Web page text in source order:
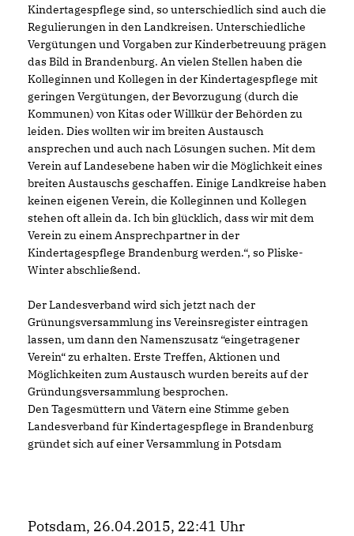
Kindertagespflege sind, so unterschiedlich sind auch die
Regulierungen in den Landkreisen. Unterschiedliche
Vergütungen und Vorgaben zur Kinderbetreuung prägen
das Bild in Brandenburg. An vielen Stellen haben die
Kolleginnen und Kollegen in der Kindertagespflege mit
geringen Vergütungen, der Bevorzugung (durch die
Kommunen) von Kitas oder Willkür der Behörden zu
leiden. Dies wollten wir im breiten Austausch
ansprechen und auch nach Lösungen suchen. Mit dem
Verein auf Landesebene haben wir die Möglichkeit eines
breiten Austauschs geschaffen. Einige Landkreise haben
keinen eigenen Verein, die Kolleginnen und Kollegen
stehen oft allein da. Ich bin glücklich, dass wir mit dem
Verein zu einem Ansprechpartner in der
Kindertagespflege Brandenburg werden.“, so Pliske-
Winter abschließend.
Der Landesverband wird sich jetzt nach der
Grünungsversammlung ins Vereinsregister eintragen
lassen, um dann den Namenszusatz “eingetragener
Verein“ zu erhalten. Erste Treffen, Aktionen und
Möglichkeiten zum Austausch wurden bereits auf der
Gründungsversammlung besprochen.
Den Tagesmüttern und Vätern eine Stimme geben
Landesverband für Kindertagespflege in Brandenburg
gründet sich auf einer Versammlung in Potsdam
Potsdam, 26.04.2015, 22:41 Uhr